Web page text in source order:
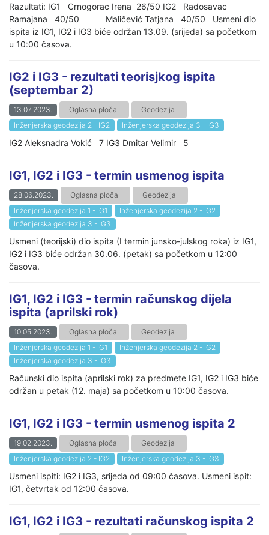
Razultati: IG1 Crnogorac Irena 26/50 IG2 Radosavac
Ramajana 40/50 Maličević Tatjana 40/50 Usmeni dio
ispita iz IG1, IG2 i IG3 biće održan 13.09. (srijeda) sa početkom
u 10:00 časova.
IG2 i IG3 - rezultati teorisjkog ispita
(septembar 2)
13.07.2023. Oglasna ploča
Geodezija
Inženjerska geodezija 2 - IG2
Inženjerska geodezija 3 - IG3
IG2 Aleksnadra Vokić 7 IG3 Dmitar Velimir 5
IG1, IG2 i IG3 - termin usmenog ispita
28.06.2023. Oglasna ploča
Geodezija
Inženjerska geodezija 1 - IG1
Inženjerska geodezija 2 - IG2
Inženjerska geodezija 3 - IG3
Usmeni (teorijski) dio ispita (I termin junsko-julskog roka) iz IG1,
IG2 i IG3 biće održan 30.06. (petak) sa početkom u 12:00
časova.
IG1, IG2 i IG3 - termin računskog dijela
ispita (aprilski rok)
10.05.2023. Oglasna ploča
Geodezija
Inženjerska geodezija 1 - IG1
Inženjerska geodezija 2 - IG2
Inženjerska geodezija 3 - IG3
Računski dio ispita (aprilski rok) za predmete IG1, IG2 i IG3 biće
održan u petak (12. maja) sa početkom u 10:00 časova.
IG1, IG2 i IG3 - termin usmenog ispita 2
19.02.2023. Oglasna ploča
Geodezija
Inženjerska geodezija 2 - IG2
Inženjerska geodezija 3 - IG3
Usmeni ispiti: IG2 i IG3, srijeda od 09:00 časova. Usmeni ispit:
IG1, četvrtak od 12:00 časova.
IG1, IG2 i IG3 - rezultati računskog ispita 2